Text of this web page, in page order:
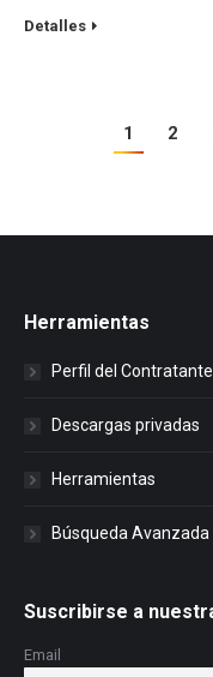
Detalles
1 2
Herramientas
Perfil del Contratante.
Descargas privadas
Herramientas
Búsqueda Avanzada
Suscribirse a
Email